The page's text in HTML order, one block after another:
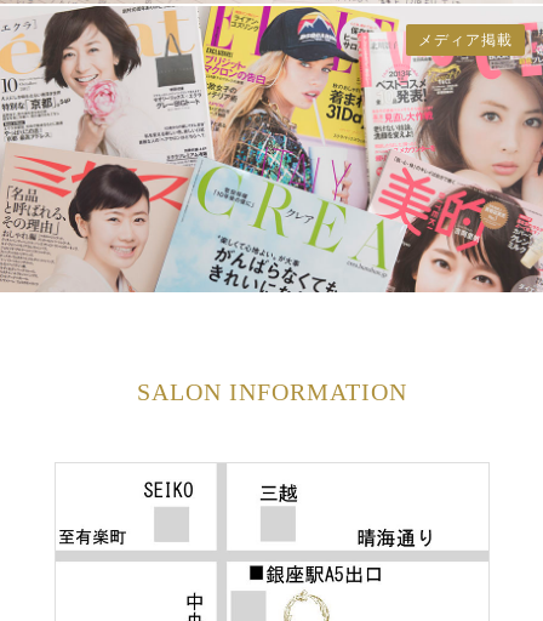
メディア掲載
SALON INFORMATION